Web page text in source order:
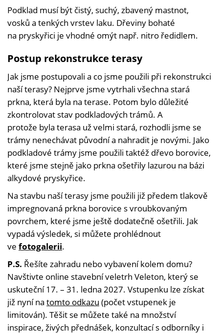
Podklad musí být čistý, suchý, zbavený mastnot,
vosků a tenkých vrstev laku. Dřeviny bohaté
na pryskyřici je vhodné omýt např. nitro ředidlem.
Postup rekonstrukce terasy
Jak jsme postupovali a co jsme použili při rekonstrukci
naší terasy? Nejprve jsme vytrhali všechna stará
prkna, která byla na terase. Potom bylo důležité
zkontrolovat stav podkladových trámů. A
protože byla terasa už velmi stará, rozhodli jsme se
trámy nenechávat původní a nahradit je novými. Jako
podkladové trámy jsme použili taktéž dřevo borovice,
které jsme stejně jako prkna ošetřily lazurou na bázi
alkydové pryskyřice.
Na stavbu naší terasy jsme použili již předem tlakově
impregnovaná prkna borovice s vroubkovaným
povrchem, které jsme ještě dodatečně ošetřili. Jak
vypadá výsledek, si můžete prohlédnout
ve fotogalerii.
P.S. Řešíte zahradu nebo vybavení kolem domu?
Navštivte online stavební veletrh Veleton, který se
uskuteční 17. – 31. ledna 2027. Vstupenku lze získat
již nyní na tomto odkazu (počet vstupenek je
limitován). Těšit se můžete také na množství
inspirace, živých přednášek, konzultací s odborníky i